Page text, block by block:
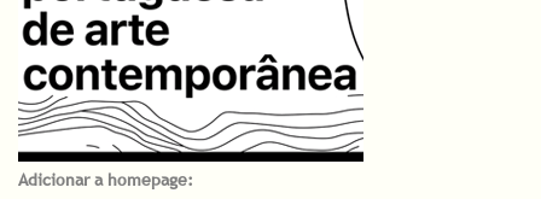
Adicionar a homepage: